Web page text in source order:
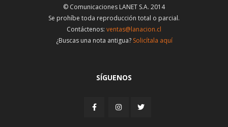
© Comunicaciones LANET S.A. 2014
Se prohíbe toda reproducción total o parcial.
Contáctenos: ventas@lanacion.cl
¿Buscas una nota antigua? Solicítala aquí
SÍGUENOS